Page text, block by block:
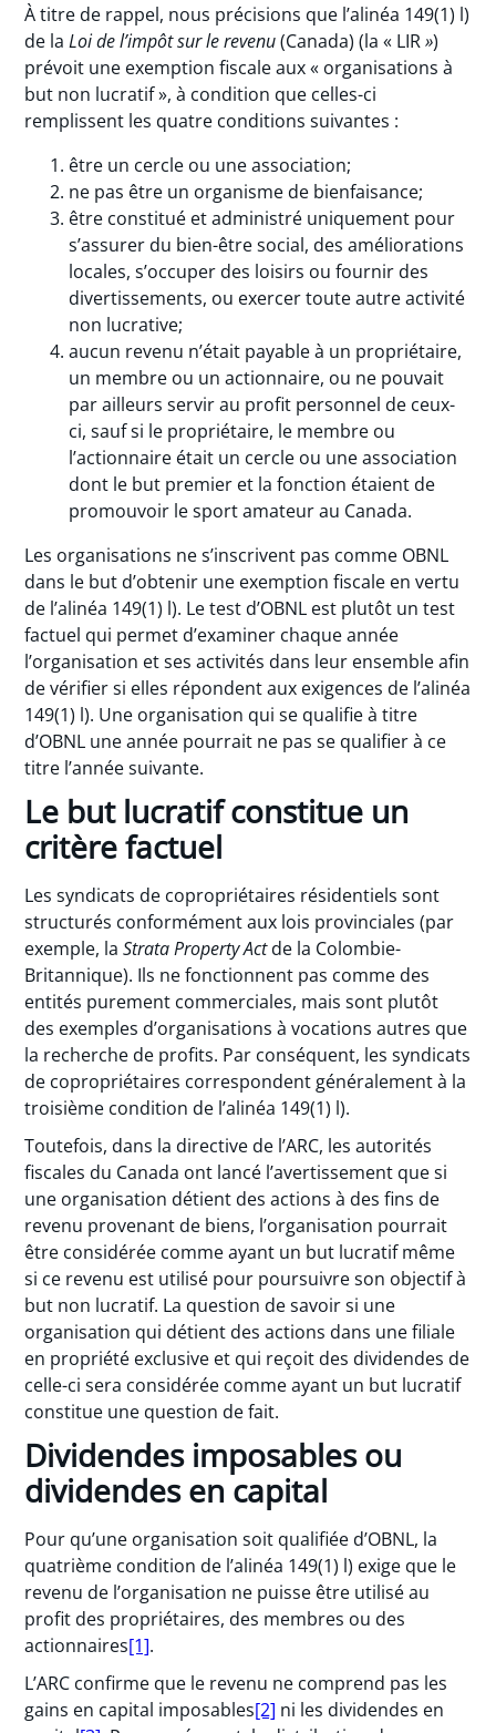
À titre de rappel, nous précisions que l’alinéa 149(1) l)
de laLoi de l’impôt sur le revenu(Canada) (la « LIR»)
prévoit une exemption fiscale aux « organisations à
but non lucratif », à condition que celles-ci
remplissent les quatre conditions suivantes :
être un cercle ou une association;
ne pas être un organisme de bienfaisance;
être constitué et administré uniquement pour
s’assurer du bien-être social, des améliorations
locales, s’occuper des loisirs ou fournir des
divertissements, ou exercer toute autre activité
non lucrative;
aucun revenu n’était payable à un propriétaire,
un membre ou un actionnaire, ou ne pouvait
par ailleurs servir au profit personnel de ceux-
ci, sauf si le propriétaire, le membre ou
l’actionnaire était un cercle ou une association
dont le but premier et la fonction étaient de
promouvoir le sport amateur au Canada.
Les organisations ne s’inscrivent pas comme OBNL
dans le but d’obtenir une exemption fiscale en vertu
de l’alinéa 149(1) l). Le test d’OBNL est plutôt un test
factuel qui permet d’examiner chaque année
l’organisation et ses activités dans leur ensemble afin
de vérifier si elles répondent aux exigences de l’alinéa
149(1) l). Une organisation qui se qualifie à titre
d’OBNL une année pourrait ne pas se qualifier à ce
titre l’année suivante.
Le but lucratif constitue un
critère factuel
Les syndicats de copropriétaires résidentiels sont
structurés conformément aux lois provinciales (par
exemple, laStrata Property Actde la Colombie-
Britannique). Ils ne fonctionnent pas comme des
entités purement commerciales, mais sont plutôt
des exemples d’organisations à vocations autres que
la recherche de profits. Par conséquent, les syndicats
de copropriétaires correspondent généralement à la
troisième condition de l’alinéa 149(1) l).
Toutefois, dans la directive de l’ARC, les autorités
fiscales du Canada ont lancé l’avertissement que si
une organisation détient des actions à des fins de
revenu provenant de biens, l’organisation pourrait
être considérée comme ayant un but lucratif même
si ce revenu est utilisé pour poursuivre son objectif à
but non lucratif. La question de savoir si une
organisation qui détient des actions dans une filiale
en propriété exclusive et qui reçoit des dividendes de
celle-ci sera considérée comme ayant un but lucratif
constitue une question de fait.
Dividendes imposables ou
dividendes en capital
Pour qu’une organisation soit qualifiée d’OBNL, la
quatrième condition de l’alinéa 149(1) l) exige que le
revenu de l’organisation ne puisse être utilisé au
profit des propriétaires, des membres ou des
actionnaires[1].
L’ARC confirme que le revenu ne comprend pas les
gains en capital imposables[2] ni les dividendes en